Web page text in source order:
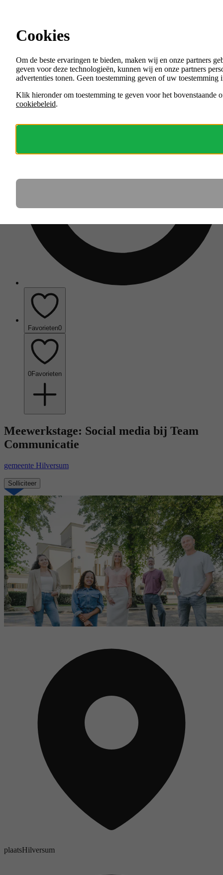
Menu
VACATURES
ORGANISATIES
Favorieten0
0Favorieten
Meewerkstage: Social media bij Team
Communicatie
gemeente Hilversum
Solliciteer
plaatsHilversum
Cookies
Om de beste ervaringen te bieden, maken wij en onze partners
geven voor deze technologieën, kunnen wij en onze partners
advertenties tonen. Geen toestemming geven of uw
Klik hieronder om toestemming te geven voor het bovenstaande
cookiebeleid.